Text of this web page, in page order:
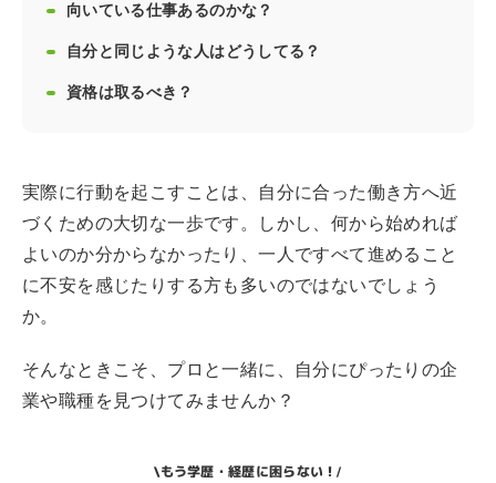
向いている仕事あるのかな？
自分と同じような人はどうしてる？
資格は取るべき？
実際に行動を起こすことは、自分に合った働き方へ近
づくための大切な一歩です。しかし、何から始めれば
よいのか分からなかったり、一人ですべて進めること
に不安を感じたりする方も多いのではないでしょう
か。
そんなときこそ、プロと一緒に、自分にぴったりの企
業や職種を見つけてみませんか？
\もう学歴・経歴に困らない！/